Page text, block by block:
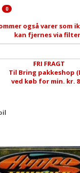
0
også varer som
kan fjernes via
FRI FRAGT
Til Bring pakkeshop
ved køb for min. kr.